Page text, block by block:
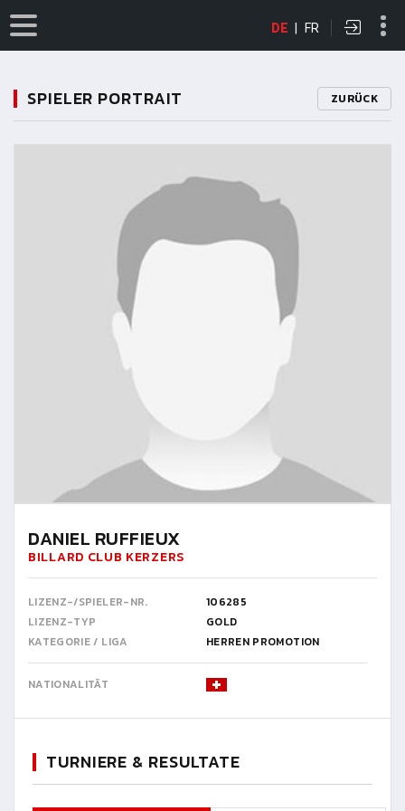
DE | FR
SPIELER PORTRAIT ZURÜCK
DANIEL RUFFIEUX
BILLARD CLUB KERZERS
LIZENZ-/SPIELER-NR.
106285
LIZENZ-TYP
GOLD
KATEGORIE / LIGA
HERREN PROMOTION
NATIONALITÄT
TURNIERE & RESULTATE